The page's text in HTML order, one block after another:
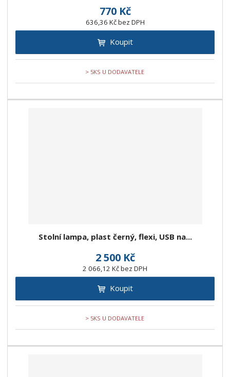
770 Kč
636,36 Kč bez DPH
Koupit
> 5KS U DODAVATELE
Stolní lampa, plast černý, flexi, USB na...
2 500 Kč
2 066,12 Kč bez DPH
Koupit
> 5KS U DODAVATELE